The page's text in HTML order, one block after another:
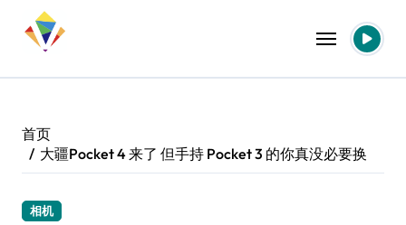
首页
大疆Pocket 4 来了 但手持 Pocket 3 的你真没必要换
相机